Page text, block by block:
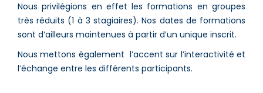
Nous privilégions en effet les formations en groupes
très réduits (1 à 3 stagiaires). Nos dates de formations
sont d’ailleurs maintenues à partir d’un unique inscrit.
Nous mettons également l’accent sur l’interactivité et
l’échange entre les différents participants.